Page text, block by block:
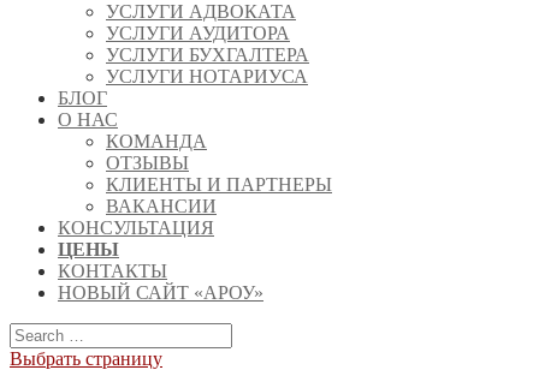
УСЛУГИ АДВОКАТА
УСЛУГИ АУДИТОРА
УСЛУГИ БУХГАЛТЕРА
УСЛУГИ НОТАРИУСА
БЛОГ
О НАС
КОМАНДА
ОТЗЫВЫ
КЛИЕНТЫ И ПАРТНЕРЫ
ВАКАНСИИ
КОНСУЛЬТАЦИЯ
ЦЕНЫ
КОНТАКТЫ
НОВЫЙ САЙТ «АРОУ»
Выбрать страницу